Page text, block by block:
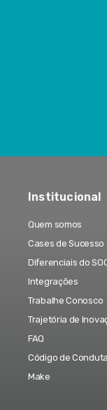
Institucional
Quem somos
Cases de Sucesso
Diferenciais do
Integrações
Trabalhe Conosco
Trajetória de
FAQ
Código de Conduta
Make